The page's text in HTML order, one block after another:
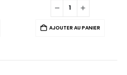
AJOUTER AU PANIER